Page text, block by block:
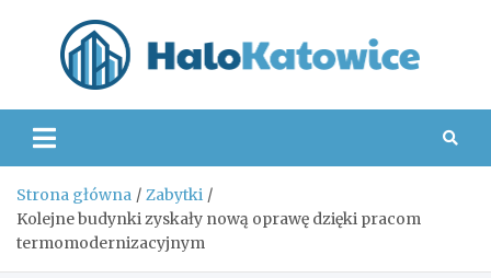
Strona główna
Zabytki
Kolejne budynki zyskały nową oprawę dzięki pracom
termomodernizacyjnym